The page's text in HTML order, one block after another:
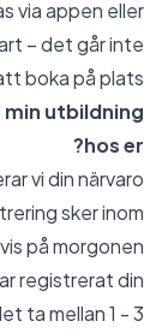
via appen eller
– det går inte
boka på plats.
utbildning
hos er?
vi din närvaro
sker inom
på morgonen
registrerat din
ta mellan 1 - 3